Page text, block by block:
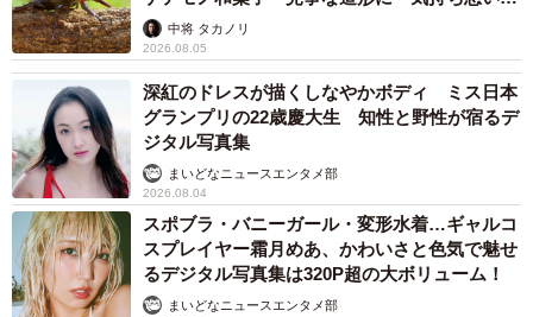
らいリアル」
中将 タカノリ
2026.08.05
深紅のドレスが描くしなやかボディ ミス日本
グランプリの22歳慶大生 知性と野性が宿るデ
ジタル写真集
まいどなニュースエンタメ部
2026.08.04
スポブラ・バニーガール・変形水着…ギャルコ
スプレイヤー霜月めあ、かわいさと色気で魅せ
るデジタル写真集は320P超の大ボリューム！
まいどなニュースエンタメ部